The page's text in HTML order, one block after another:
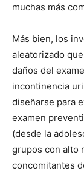
muchas más
Más bien, los
aleatorizado
daños del
incontinencia
diseñarse para
examen
(desde la
grupos con alto
concomitantes